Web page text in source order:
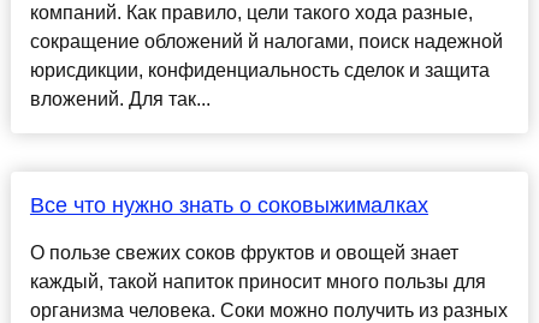
компаний. Как правило, цели такого хода разные,
сокращение обложений й налогами, поиск надежной
юрисдикции, конфиденциальность сделок и защита
вложений. Для так...
Все что нужно знать о соковыжималках
О пользе свежих соков фруктов и овощей знает
каждый, такой напиток приносит много пользы для
организма человека. Соки можно получить из разных